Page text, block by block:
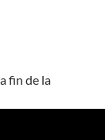
fin de la